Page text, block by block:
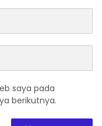
saya pada
berikutnya.